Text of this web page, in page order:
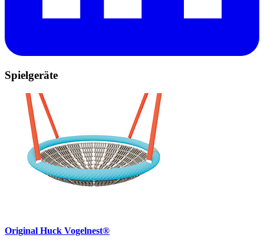
Spielgeräte
Original Huck Vogelnest®